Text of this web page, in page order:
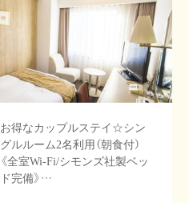
お得なカップルステイ☆シン
グルルーム2名利用（朝食付）
《全室Wi-Fi/シモンズ社製ベッ
ド完備》…